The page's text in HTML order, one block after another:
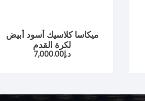
ميكاسا كلاسيك أسود أبيض
لكرة القدم
د.إ7,000.00